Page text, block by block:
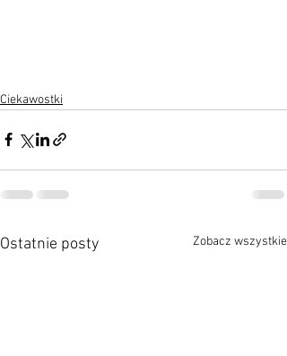
Ciekawostki
Ostatnie posty Zobacz wszystkie